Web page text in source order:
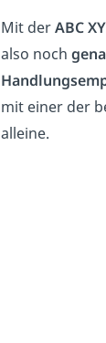
Mit derABC
also noch
mit einer der
alleine.